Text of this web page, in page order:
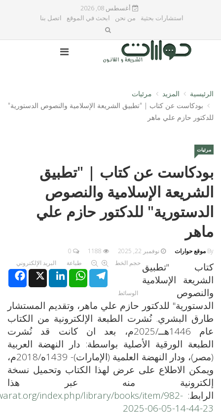
أغسطس 08, 2026
استشارات بحثية
من نحن ابحث في الموقع اتصل بنا
الرئيسية المزيد
مرئيات
بودكاست عن كتاب | "تطبيق الشريعة الإسلامية والنصوص الدستورية"
للدكتور حازم علي ماهر
مرئيات
بودكاست عن كتاب | "تطبيق
الشريعة الإسلامية والنصوص
الدستورية" للدكتور حازم علي
ماهر
By موقع حوارات نوفمبر 22, 2025
0
حجم الخط
طباعة
البريد الإلكتروني
XLinkedInWhatsAppTelegram
الوسائط
كتاب "تطبيق
الشريعة الإسلامية
والنصوص
الدستورية" للدكتور حازم علي ماهر، وتقديم المستشار
طارق البشري. نُشرت الطبعة الإلكترونية من الكتاب
عام 1446هــ/2025م، بعد ان كانت قد نُشرت
الطبعة الورقية الأصلية بواسطة: دار النهضة العربية
(مصر)، ودار النهضة العلمية (الإمارات)- 1439ه/2018م،
ويمكن الاطلاع على عرض لهذا الكتاب وتحميل نسخة
إلكترونية منه عبر هذا
الرابط: index.php/library/books/item/982-
2025-06-05-14-44-23